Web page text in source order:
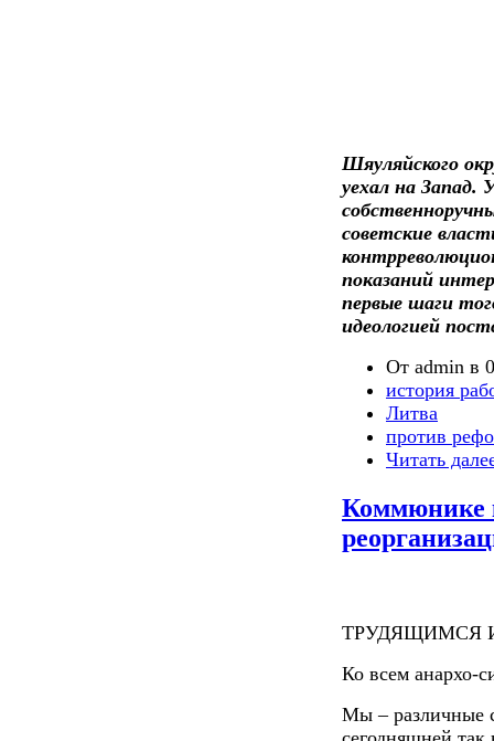
Шяуляйского
уехал на Запад.
советские
показаний
первые шаги
идеологией
От admin в
история
Литва
против
Читать
Коммюнике
ТРУДЯЩИМСЯ
Ко всем анархо-
Мы – различные